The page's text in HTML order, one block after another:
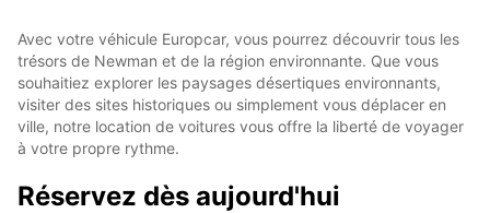
Avec votre véhicule Europcar, vous pourrez découvrir tous les
trésors de Newman et de la région environnante. Que vous
souhaitiez explorer les paysages désertiques environnants,
visiter des sites historiques ou simplement vous déplacer en
ville, notre location de voitures vous offre la liberté de voyager
à votre propre rythme.
Réservez dès aujourd'hui